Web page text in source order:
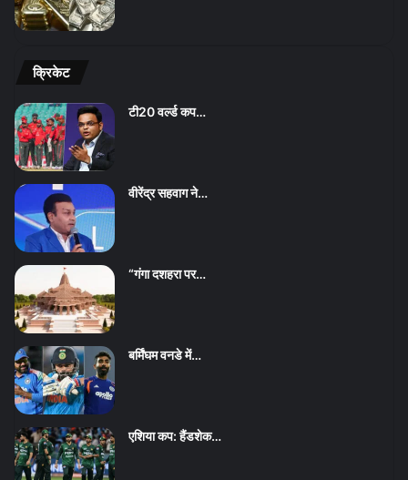
क्रिकेट
टी20 वर्ल्ड कप…
वीरेंद्र सहवाग ने…
“गंगा दशहरा पर…
बर्मिंघम वनडे में…
एशिया कप: हैंडशेक…